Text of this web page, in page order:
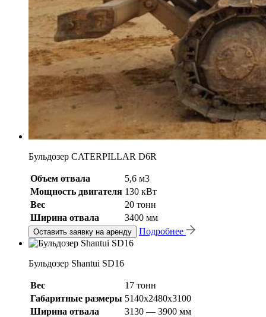
Бульдозер CATERPILLAR D6R
Объем отвала
5,6 м3
Мощность двигателя 130 кВт
Вес
20 тонн
Ширина отвала
3400 мм
Оставить заявку на аренду Подробнее
Бульдозер Shantui SD16
Вес
17 тонн
Габаритные размеры 5140х2480х3100
Ширина отвала
3130 — 3900 мм